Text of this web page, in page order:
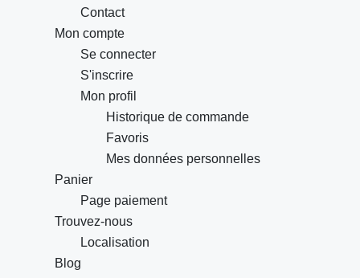
Contact
Mon compte
Se connecter
S'inscrire
Mon profil
Historique de commande
Favoris
Mes données personnelles
Panier
Page paiement
Trouvez-nous
Localisation
Blog